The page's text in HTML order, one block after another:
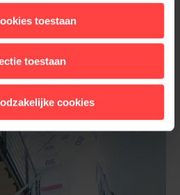
toestaan
toestaan
cookies